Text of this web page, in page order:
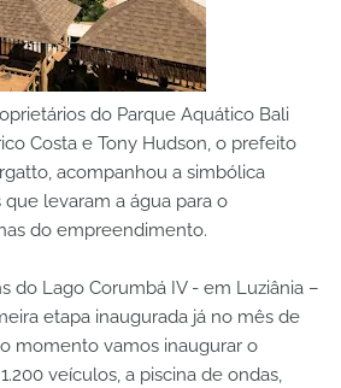
do Parque Aquático Bali
Costa e Tony Hudson, o prefeito
acompanhou a simbólica
levaram a água para o
do empreendimento.
do Lago Corumbá IV - em Luziânia –
etapa inaugurada já no mês de
momento vamos inaugurar o
veículos, a piscina de ondas,